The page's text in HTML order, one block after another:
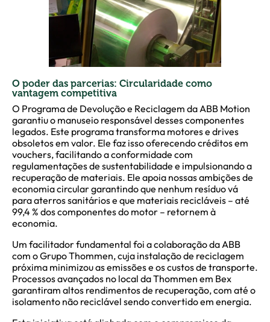
O poder das parcerias: Circularidade como
vantagem competitiva
O Programa de Devolução e Reciclagem da ABB Motion
garantiu o manuseio responsável desses componentes
legados. Este programa transforma motores e drives
obsoletos em valor. Ele faz isso oferecendo créditos em
vouchers, facilitando a conformidade com
regulamentações de sustentabilidade e impulsionando a
recuperação de materiais. Ele apoia nossas ambições de
economia circular garantindo que nenhum resíduo vá
para aterros sanitários e que materiais recicláveis – até
99,4 % dos componentes do motor – retornem à
economia.
Um facilitador fundamental foi a colaboração da ABB
com o Grupo Thommen, cuja instalação de reciclagem
próxima minimizou as emissões e os custos de transporte.
Processos avançados no local da Thommen em Bex
garantiram altos rendimentos de recuperação, com até o
isolamento não reciclável sendo convertido em energia.